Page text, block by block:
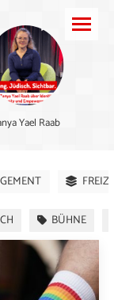
Yael Raab
BÜHNE